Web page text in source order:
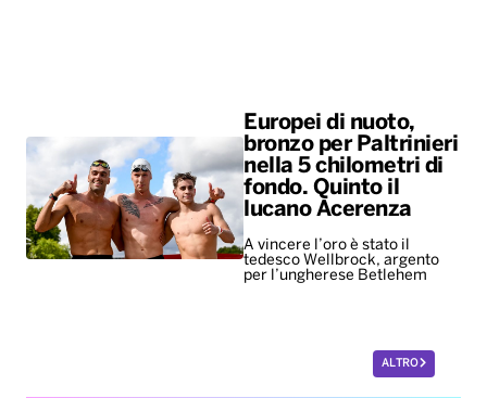
Europei di nuoto,
bronzo per Paltrinieri
nella 5 chilometri di
fondo. Quinto il
lucano Acerenza
A vincere l’oro è stato il
tedesco Wellbrock, argento
per l’ungherese Betlehem
ALTRO